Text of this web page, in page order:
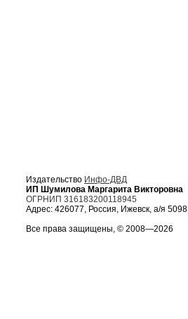
Издательство Инфо-ДВД
ИП Шумилова Маргарита Викторовна
ОГРНИП 316183200118945
Адрес: 426077, Россия, Ижевск, а/я 5098
Все права защищены, © 2008—2026